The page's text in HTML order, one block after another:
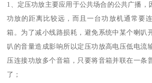
1、定压功放主要应用于公共场合的公共广播，
功放的距离比较远，而且一台功放机通常要
箱。为了减小线路损耗，避免系统中某个喇叭
叭的音量造成影响所以定压功放高电压低电流
压连接功放多个音箱，只要将音箱并联在一条
了；